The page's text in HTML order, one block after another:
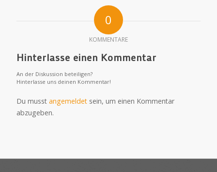
0
KOMMENTARE
Hinterlasse einen Kommentar
An der Diskussion beteiligen?
Hinterlasse uns deinen Kommentar!
Du musst angemeldetsein, um einen Kommentar
abzugeben.